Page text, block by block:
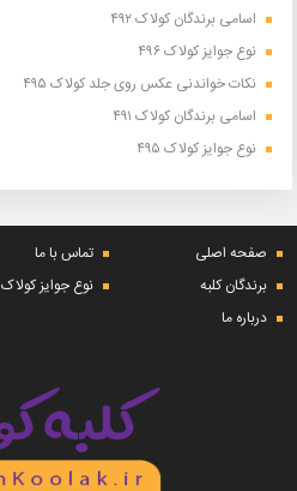
اسامی برندگان کولاک ۴۹۲
نوع جوایز کولاک ۴۹۶
نکات خواندنی عکس روی جلد کولاک ۴۹۵
اسامی برندگان کولاک ۴۹۱
نوع جوایز کولاک ۴۹۵
صفحه اصلی تماس با ما
برندگان کلبه
نوع جوایز کولاک
درباره ما